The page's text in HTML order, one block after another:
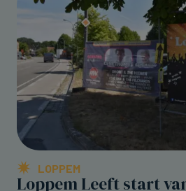
LOPPEM
Loppem Leeft start